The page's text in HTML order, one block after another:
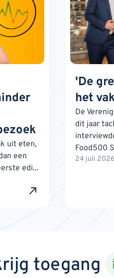
uit eten,
een
edi...
'De
het
De
dit jaar
Food500
24 juli 2026
toegang